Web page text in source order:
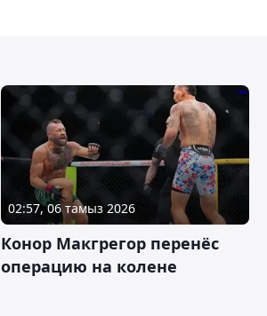
02:57, 06 тамыз 2026
Конор Макгрегор перенёс
операцию на колене